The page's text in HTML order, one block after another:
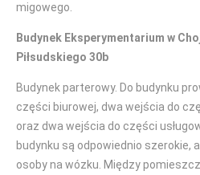
migowego.
Budynek Eksperymentarium w
Piłsudskiego 30b
Budynek parterowy. Do budynku
części biurowej, dwa wejścia do
oraz dwa wejścia do części
budynku są odpowiednio szerokie,
osoby na wózku. Między